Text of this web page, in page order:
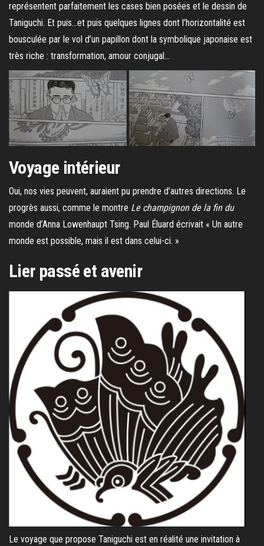
représentent parfaitement les cases bien posées et le dessin de
Taniguchi. Et puis…et puis quelques lignes dont l’horizontalité est
bousculée par le vol d’un papillon dont la symbolique japonaise est
très riche : transformation, amour conjugal…
Voyage intérieur
Oui, nos vies peuvent, auraient pu prendre d’autres directions. Le
progrès aussi, comme le montre Le champignon de la fin du
monde d’Anna Lowenhaupt Tsing. Paul Éluard écrivait « Un autre
monde est possible, mais il est dans celui-ci. »
Lier passé et avenir
Le voyage que propose Taniguchi est en réalité une invitation à